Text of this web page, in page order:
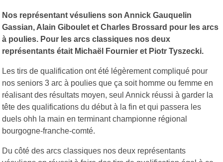
Nos représentant vésuliens son Annick Gauquelin
Gassian, Alain Giboulet et Charles Brossard pour les arcs
à poulies. Pour les arcs classiques nos deux
représentants était Michaël Fournier et Piotr Tyszecki.
Les tirs de qualification ont été légèrement compliqué pour
nos seniors 3 arc à poulies que ça soit homme ou femme en
réalisant des résultats moyen, seul Annick réussi à garder la
tête des qualifications du début à la fin et qui passera les
duels ohh la main en terminant championne régional
bourgogne-franche-comté.
Du côté des arcs classiques nos deux représentants